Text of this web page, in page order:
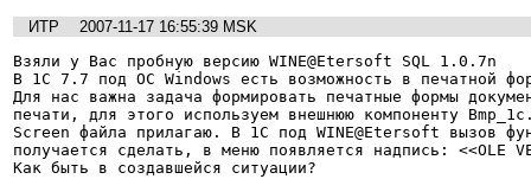
ИТР
2007-11-17 16:55:39 MSK
Взяли у Вас пробную версию WINE@Etersoft SQL 1.0.7n
В 1С 7.7 под ОС Windows есть возможность в печатной
Для нас важна задача формировать печатные формы
печати, для этого используем внешнюю компоненту
Screen файла прилагаю. В 1С под WINE@Etersoft вызов
получается сделать, в меню появляется надпись: <<OLE
Как быть в создавшейся ситуации?